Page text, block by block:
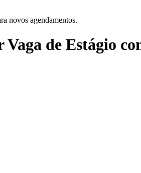
novos agendamentos.
de Estágio